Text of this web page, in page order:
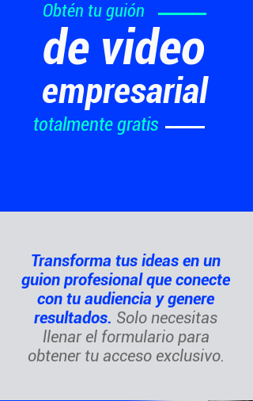
Obtén tu guión
de video
empresarial
totalmente gratis
Transforma tus ideas en un
guion profesional que conecte
con tu audiencia y genere
resultados. Solo necesitas
llenar el formulario para
obtener tu acceso exclusivo.